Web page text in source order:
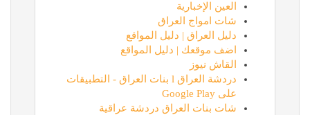
العين الإخبارية
شات امواج العراق
دليل العراق | دليل المواقع
اضف موقعك | دليل المواقع
القاش نيوز
دردشة العراق l بنات العراق - التطبيقات
على Google Play
شات بنات العراق دردشة عراقية